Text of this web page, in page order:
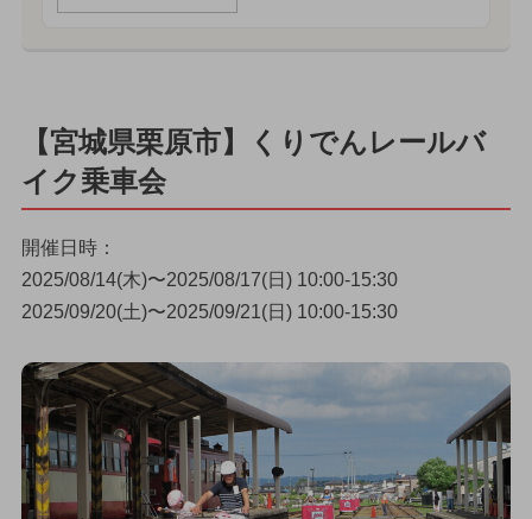
【宮城県栗原市】くりでんレールバ
イク乗車会
開催日時：
2025/08/14(木)〜2025/08/17(日) 10:00-15:30
2025/09/20(土)〜2025/09/21(日) 10:00-15:30